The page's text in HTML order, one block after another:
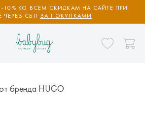
КО ВСЕМ СКИДКАМ НА САЙТЕ ПРИ
ЧЕРЕЗ СБП ЗА ПОКУПКАМИ